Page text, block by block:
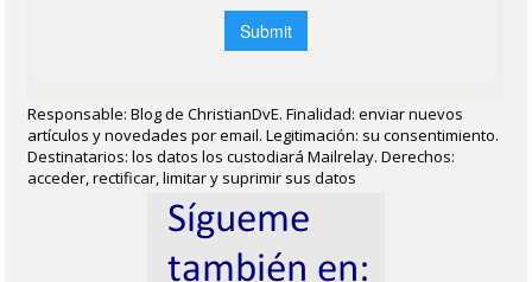
Responsable: Blog de ChristianDvE. Finalidad: enviar nuevos
artículos y novedades por email. Legitimación: su consentimiento.
Destinatarios: los datos los custodiará Mailrelay. Derechos:
acceder, rectificar, limitar y suprimir sus datos